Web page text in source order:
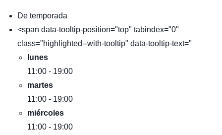
De temporada
<span data-tooltip-position="top" tabindex="0"
class="highlighted--with-tooltip" data-tooltip-text="
lunes
11:00 - 19:00
martes
11:00 - 19:00
miércoles
11:00 - 19:00